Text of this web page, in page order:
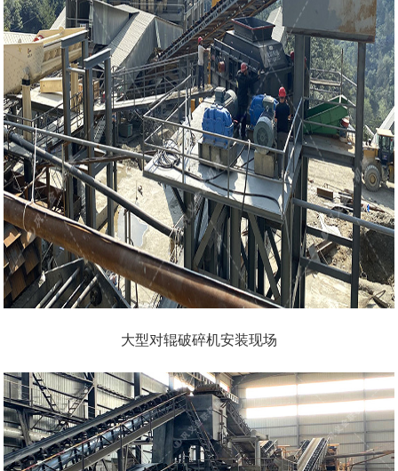
大型对辊破碎机安装现场